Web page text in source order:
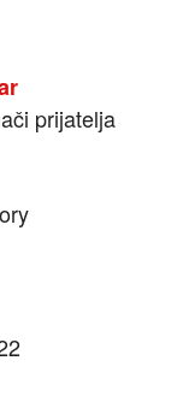
prijatelja